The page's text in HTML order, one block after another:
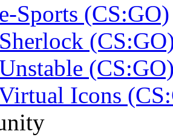
Sports (CS:GO)
Icons